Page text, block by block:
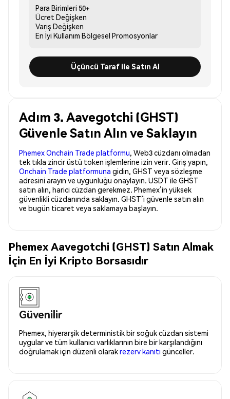
Para Birimleri 50+
Ücret Değişken
Varış Değişken
En İyi Kullanım Bölgesel Promosyonlar
Üçüncü Taraf ile Satın Al
Adım 3. Aavegotchi (GHST)
Güvenle Satın Alın ve Saklayın
Phemex Onchain Trade platformu, Web3 cüzdanı olmadan
tek tıkla zincir üstü token işlemlerine izin verir. Giriş yapın,
Onchain Trade platformuna gidin, GHST veya sözleşme
adresini arayın ve uygunluğu onaylayın. USDT ile GHST
satın alın, harici cüzdan gerekmez. Phemex’in yüksek
güvenlikli cüzdanında saklayın. GHST’i güvenle satın alın
ve bugün ticaret veya saklamaya başlayın.
Phemex Aavegotchi (GHST) Satın Almak
İçin En İyi Kripto Borsasıdır
Güvenilir
Phemex, hiyerarşik deterministik bir soğuk cüzdan sistemi
uygular ve tüm kullanıcı varlıklarının bire bir karşılandığını
doğrulamak için düzenli olarakrezerv kanıtı günceller.